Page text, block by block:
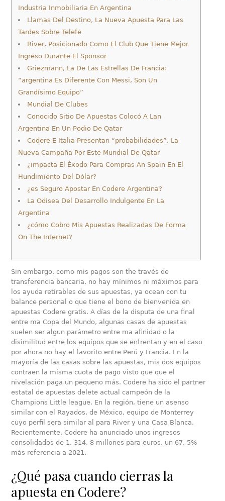
Industria Inmobiliaria En Argentina
Llamas Del Destino, La Nueva Apuesta Para Las
Tardes Sobre Telefe
River, Posicionado Como El Club Que Tiene Mejor
Ingreso Durante El Sponsor
Griezmann, La De Las Estrellas De Francia:
“argentina Es Diferente Con Messi, Son Un
Grandísimo Equipo”
Mundial De Clubes
Conocido Sitio De Apuestas Colocó A Lan
Argentina En Un Podio De Qatar
Codere E Italia Presentan “probabilidades”, La
Nueva Campaña Por Este Mundial De Qatar
¿impacta El Éxodo Para Compras An Spain En El
Hundimiento Del Dólar?
¿es Seguro Apostar En Codere Argentina?
La Odisea Del Desarrollo Indulgente En La
Argentina
¿cómo Cobro Mis Apuestas Realizadas De Forma
On The Internet?
Sin embargo, como mis pagos son the través de
transferencia bancaria, no hay mínimos ni máximos para
los ayuda retirables de sus apuestas, ya ocean con tu
balance personal o que tiene el bono de bienvenida en
apuestas Codere gratis. A días de la disputa de una final
entre ma Copa del Mundo, algunas casas de apuestas
suelen ser algun parámetro entre ma afinidad o la
disimilitud entre los equipos que se enfrentan y en el caso
por ahora no hay el favorito entre Perú y Francia. En la
mayoría de las casas sobre las apuestas, mis dos equipos
contraen la misma cuota de pago visto que que el
nivelación paga un pequeno más. Codere ha sido el partner
estatal de apuestas delete actual campeón de la
Champions Little league. En la región, tiene un asenso
similar con el Rayados, de México, equipo de Monterrey
cuyo perfil sera similar al para River y una Casa Blanca.
Recientemente, Codere ha anunciado unos ingresos
consolidados de 1. 314, 8 millones para euros, un 67, 5%
más referencia a 2021.
¿Qué pasa cuando cierras la
apuesta en Codere?